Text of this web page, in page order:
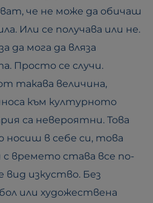
че не може да обичаш
Или се получава или не.
да мога да вляза
Просто се случи.
такава величина,
към културното
са невероятни. Това
носиш в себе си, това
с времето става все по-
вид изкуство. Без
или художествена